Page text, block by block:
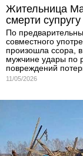
Жительница
смерти супругу
По
совместного
произошла ссора,
мужчине удары по
повреждений
11/05/2026